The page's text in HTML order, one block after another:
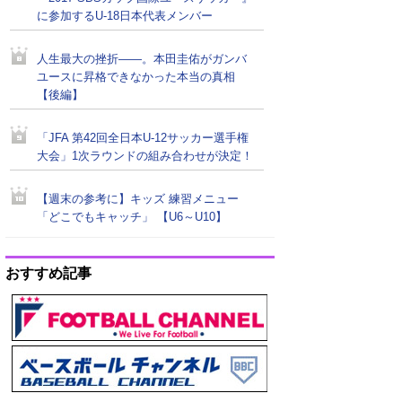
に参加するU-18日本代表メンバー
人生最大の挫折――。本田圭佑がガンバ
ユースに昇格できなかった本当の真相
【後編】
「JFA 第42回全日本U-12サッカー選手権
大会」1次ラウンドの組み合わせが決定！
【週末の参考に】キッズ 練習メニュー
「どこでもキャッチ」 【U6～U10】
おすすめ記事